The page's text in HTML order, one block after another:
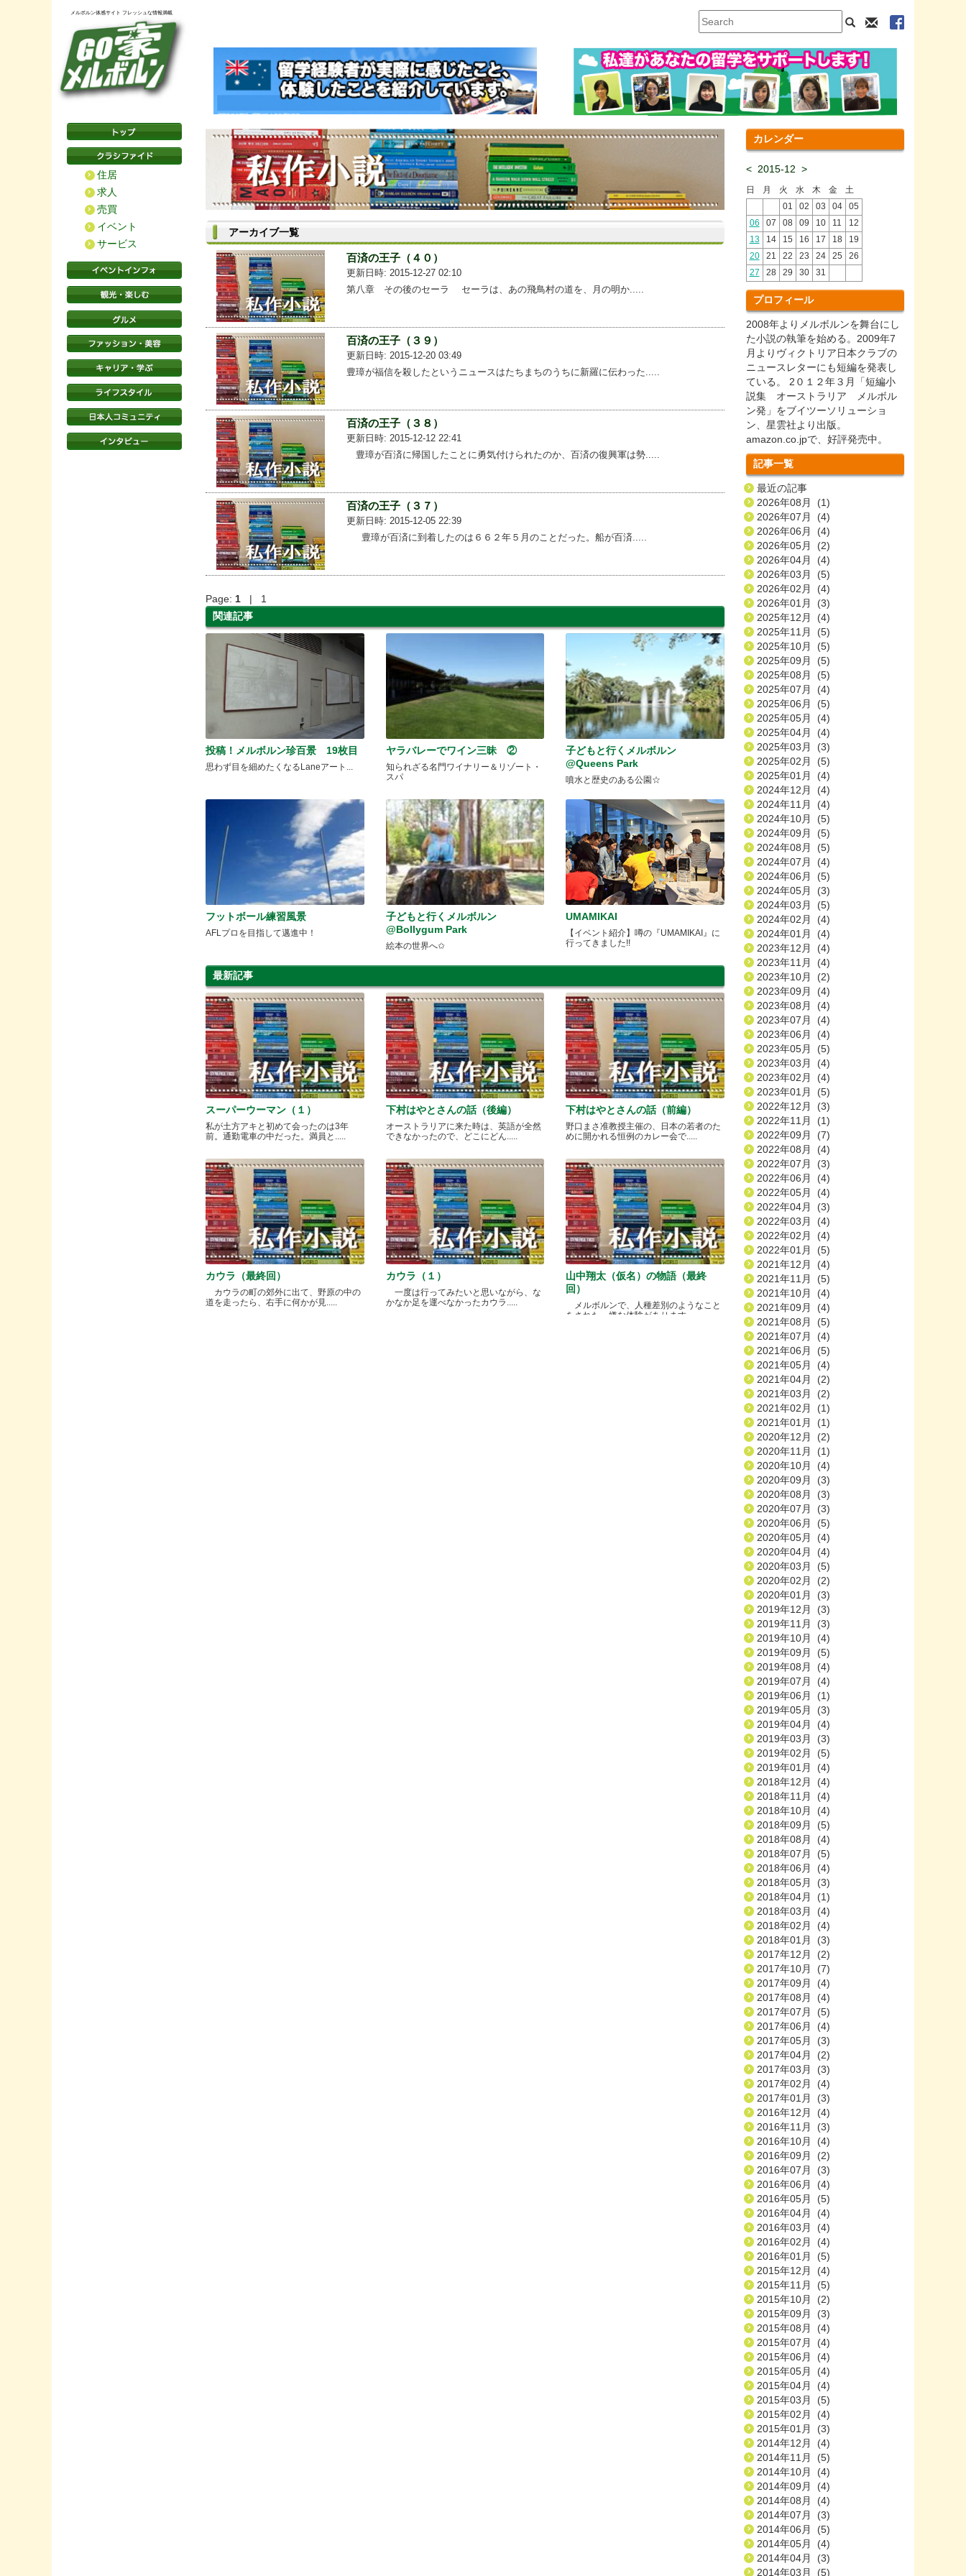
メルボルン体感サイト フレッシュな情報満載
住居
求人
売買
イベント
サービス
アーカイブ一覧
百済の王子（４０）
更新日時: 2015-12-27 02:10
第八章 その後のセーラ セーラは、あの飛鳥村の道を、月の明か.....
百済の王子（３９）
更新日時: 2015-12-20 03:49
豊璋が福信を殺したというニュースはたちまちのうちに新羅に伝わった.....
百済の王子（３８）
更新日時: 2015-12-12 22:41
豊璋が百済に帰国したことに勇気付けられたのか、百済の復興軍は勢.....
百済の王子（３７）
更新日時: 2015-12-05 22:39
豊璋が百済に到着したのは６６２年５月のことだった。船が百済.....
Page:1 | 1
関連記事
投稿！メルボルン珍百景 19枚目
思わず目を細めたくなるLaneアート...
ヤラバレーでワイン三昧 ②
知られざる名門ワイナリー＆リゾート・
スパ
子どもと行くメルボルン
@Queens Park
噴水と歴史のある公園☆
フットボール練習風景
AFLプロを目指して邁進中！
子どもと行くメルボルン
@Bollygum Park
絵本の世界へ✩
UMAMIKAI
【イベント紹介】噂の『UMAMIKAI』に
行ってきました!!
最新記事
スーパーウーマン（１）
私が土方アキと初めて会ったのは3年
前。通勤電車の中だった。満員と.....
下村はやとさんの話（後編）
オーストラリアに来た時は、英語が全然
できなかったので、どこにどん.....
下村はやとさんの話（前編）
野口まさ准教授主催の、日本の若者のた
めに開かれる恒例のカレー会で.....
カウラ（最終回）
カウラの町の郊外に出て、野原の中の
道を走ったら、右手に何かが見.....
カウラ（１）
一度は行ってみたいと思いながら、な
かなか足を運べなかったカウラ.....
山中翔太（仮名）の物語（最終
回）
メルボルンで、人種差別のようなこと
をされた、嫌な体験があります.....
カレンダー
< 2015-12 >
日 月 火 水 木 金
土
01
02 03 04
05
06
07 08 09 10 11
12
13
14 15 16 17 18
19
20
21 22 23 24 25
26
27
28 29 30 31
プロフィール
2008年よりメルボルンを舞台にし
た小説の執筆を始める。2009年7
月よりヴィクトリア日本クラブの
ニュースレターにも短編を発表し
ている。 2０１２年３月「短編小
説集 オーストラリア メルボル
ン発」をブイツーソリューショ
ン、星雲社より出版。
amazon.co.jpで、好評発売中。
記事一覧
最近の記事
2026年08月 (1)
2026年07月 (4)
2026年06月 (4)
2026年05月 (2)
2026年04月 (4)
2026年03月 (5)
2026年02月 (4)
2026年01月 (3)
2025年12月 (4)
2025年11月 (5)
2025年10月 (5)
2025年09月 (5)
2025年08月 (5)
2025年07月 (4)
2025年06月 (5)
2025年05月 (4)
2025年04月 (4)
2025年03月 (3)
2025年02月 (5)
2025年01月 (4)
2024年12月 (4)
2024年11月 (4)
2024年10月 (5)
2024年09月 (5)
2024年08月 (5)
2024年07月 (4)
2024年06月 (5)
2024年05月 (3)
2024年03月 (5)
2024年02月 (4)
2024年01月 (4)
2023年12月 (4)
2023年11月 (4)
2023年10月 (2)
2023年09月 (4)
2023年08月 (4)
2023年07月 (4)
2023年06月 (4)
2023年05月 (5)
2023年03月 (4)
2023年02月 (4)
2023年01月 (5)
2022年12月 (3)
2022年11月 (1)
2022年09月 (7)
2022年08月 (4)
2022年07月 (3)
2022年06月 (4)
2022年05月 (4)
2022年04月 (3)
2022年03月 (4)
2022年02月 (4)
2022年01月 (5)
2021年12月 (4)
2021年11月 (5)
2021年10月 (4)
2021年09月 (4)
2021年08月 (5)
2021年07月 (4)
2021年06月 (5)
2021年05月 (4)
2021年04月 (2)
2021年03月 (2)
2021年02月 (1)
2021年01月 (1)
2020年12月 (2)
2020年11月 (1)
2020年10月 (4)
2020年09月 (3)
2020年08月 (3)
2020年07月 (3)
2020年06月 (5)
2020年05月 (4)
2020年04月 (4)
2020年03月 (5)
2020年02月 (2)
2020年01月 (3)
2019年12月 (3)
2019年11月 (3)
2019年10月 (4)
2019年09月 (5)
2019年08月 (4)
2019年07月 (4)
2019年06月 (1)
2019年05月 (3)
2019年04月 (4)
2019年03月 (3)
2019年02月 (5)
2019年01月 (4)
2018年12月 (4)
2018年11月 (4)
2018年10月 (4)
2018年09月 (5)
2018年08月 (4)
2018年07月 (5)
2018年06月 (4)
2018年05月 (3)
2018年04月 (1)
2018年03月 (4)
2018年02月 (4)
2018年01月 (3)
2017年12月 (2)
2017年10月 (7)
2017年09月 (4)
2017年08月 (4)
2017年07月 (5)
2017年06月 (4)
2017年05月 (3)
2017年04月 (2)
2017年03月 (3)
2017年02月 (4)
2017年01月 (3)
2016年12月 (4)
2016年11月 (3)
2016年10月 (4)
2016年09月 (2)
2016年07月 (3)
2016年06月 (4)
2016年05月 (5)
2016年04月 (4)
2016年03月 (4)
2016年02月 (4)
2016年01月 (5)
2015年12月 (4)
2015年11月 (5)
2015年10月 (2)
2015年09月 (3)
2015年08月 (4)
2015年07月 (4)
2015年06月 (4)
2015年05月 (4)
2015年04月 (4)
2015年03月 (5)
2015年02月 (4)
2015年01月 (3)
2014年12月 (4)
2014年11月 (5)
2014年10月 (4)
2014年09月 (4)
2014年08月 (4)
2014年07月 (3)
2014年06月 (5)
2014年05月 (4)
2014年04月 (3)
2014年03月 (5)